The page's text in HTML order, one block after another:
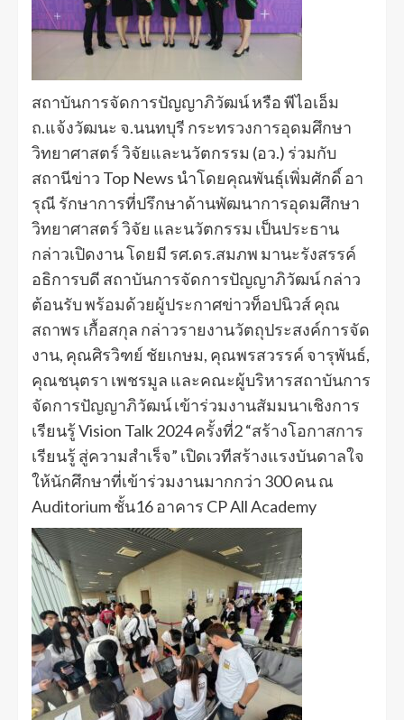
สถาบันการจัดการปัญญาภิวัฒน์ หรือ พีไอเอ็ม
ถ.แจ้งวัฒนะ จ.นนทบุรี กระทรวงการอุดมศึกษา
วิทยาศาสตร์ วิจัยและนวัตกรรม (อว.) ร่วมกับ
สถานีข่าว Top News นำโดยคุณพันธุ์เพิ่มศักดิ์ อา
รุณี รักษาการที่ปรึกษาด้านพัฒนาการอุดมศึกษา
วิทยาศาสตร์ วิจัย และนวัตกรรม เป็นประธาน
กล่าวเปิดงาน โดยมี รศ.ดร.สมภพ มานะรังสรรค์
อธิการบดี สถาบันการจัดการปัญญาภิวัฒน์ กล่าว
ต้อนรับ พร้อมด้วยผู้ประกาศข่าวท็อปนิวส์ คุณ
สถาพร เกื้อสกุล กล่าวรายงานวัตถุประสงค์การจัด
งาน, คุณศิรวิฑย์ ชัยเกษม, คุณพรสวรรค์ จารุพันธ์,
คุณชนุตรา เพชรมูล และคณะผู้บริหารสถาบันการ
จัดการปัญญาภิวัฒน์ เข้าร่วมงานสัมมนาเชิงการ
เรียนรู้ Vision Talk 2024 ครั้งที่2 “สร้างโอกาสการ
เรียนรู้ สู่ความสำเร็จ” เปิดเวทีสร้างแรงบันดาลใจ
ให้นักศึกษาที่เข้าร่วมงานมากกว่า 300 คน ณ
Auditorium ชั้น16 อาคาร CP All Academy